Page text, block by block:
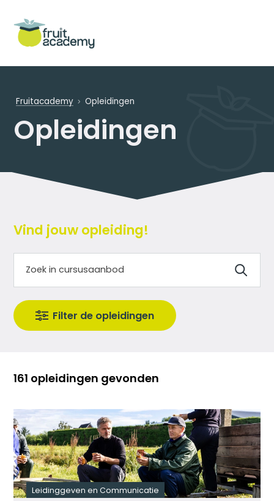
Fruitacademy Opleidingen
Opleidingen
Vind jouw opleiding!
161 opleidingen gevonden
Leidinggeven en Communicatie